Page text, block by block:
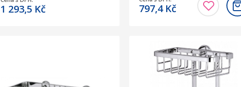
1 293,5 Kč 797,4 Kč